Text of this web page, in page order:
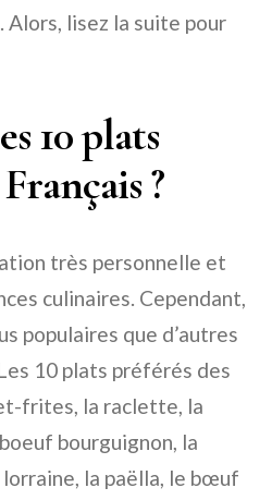
Alors, lisez la suite pour
10 plats
?
très personnelle et
culinaires. Cependant,
populaires que d’autres
10 plats préférés des
frites, la raclette, la
bourguignon, la
la paëlla, le bœuf